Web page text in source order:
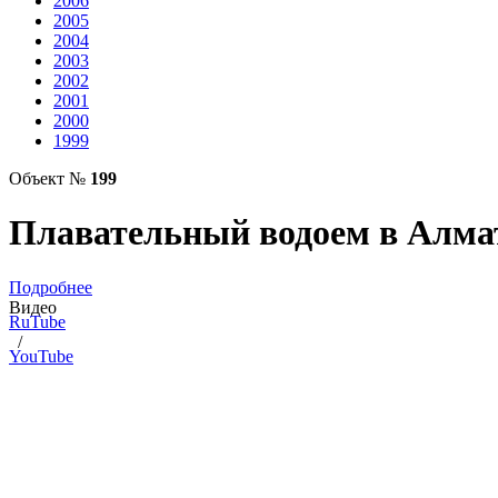
2005
2004
2003
2002
2001
2000
1999
Объект № 199
Плавательный водоем в
Подробнее
Видео
RuTube
/
YouTube